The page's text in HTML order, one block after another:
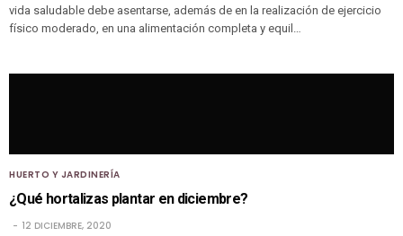
vida saludable debe asentarse, además de en la realización de ejercicio
físico moderado, en una alimentación completa y equil…
HUERTO Y JARDINERÍA
¿Qué hortalizas plantar en diciembre?
12 DICIEMBRE, 2020